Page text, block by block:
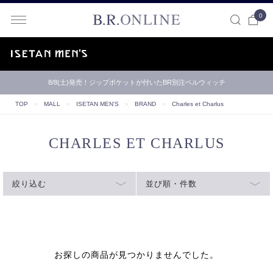
0
8/8(土)発売！ジップポケットが付いたBR別注ベルウィッチ
TOP ＞ MALL ＞ ISETAN MEN'S ＞ BRAND ＞ Charles et Charlus
CHARLES ET CHARLUS
絞り込む 並び順・件数
お探しの商品が見つかりませんでした。